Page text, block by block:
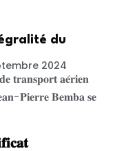
du
2024